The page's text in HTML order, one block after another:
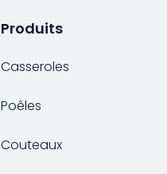
Produits
Casseroles
Poêles
Couteaux